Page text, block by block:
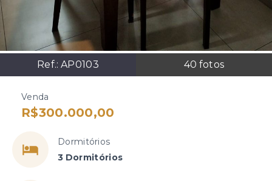
Ref.:AP0103 40 fotos
Venda
R$300.000,00
Dormitórios
3 Dormitórios